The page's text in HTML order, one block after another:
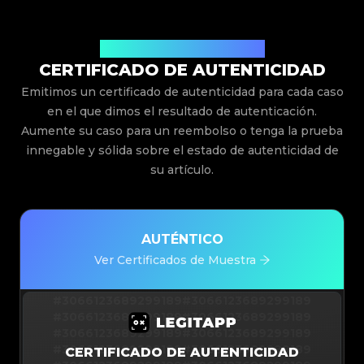
CERTIFICADO DE AUTENTICIDAD
Emitimos un certificado de autenticidad para cada caso
en el que dimos el resultado de autenticación.
Aumente su caso para un reembolso o tenga la prueba
innegable y sólida sobre el estado de autenticidad de
su artículo.
AUTÉNTICO
Ver Certificados de Muestra
#3066123689299189#3066123689299189
#3066123689299189#3066123689299189
#3066123689299189#3066123689299189
CERTIFICADO DE AUTENTICIDAD